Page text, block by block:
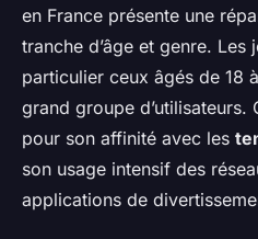
en France présente une
tranche d’âge et genre. Les
particulier ceux âgés de 18
grand groupe d’utilisateurs.
pour son affinité avec les
son usage intensif des
applications de